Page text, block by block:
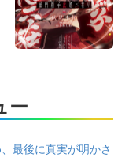
ー
最後に真実が明かさ